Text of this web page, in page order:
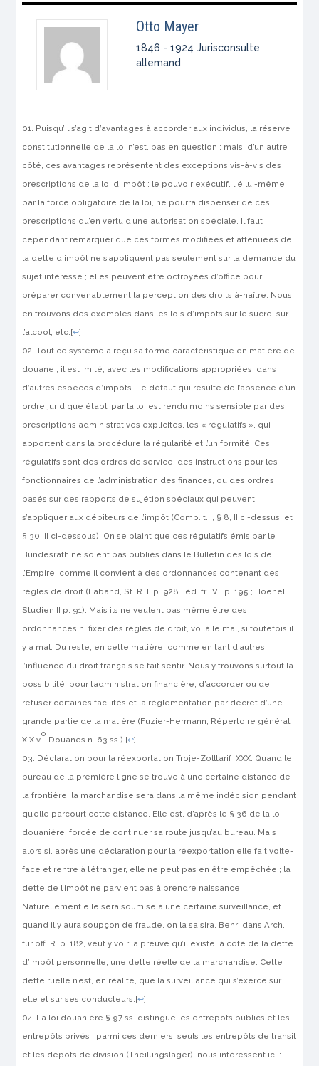
Otto Mayer
1846 - 1924 Jurisconsulte
allemand
Puisqu’il s’agit d’avantages à accorder aux individus, la réserve
constitutionnelle de la loi n’est, pas en question ; mais, d’un autre
côté, ces avantages représentent des exceptions vis-à-vis des
prescriptions de la loi d’impôt ; le pouvoir exécutif, lié lui-même
par la force obligatoire de la loi, ne pourra dispenser de ces
prescriptions qu’en vertu d’une autorisation spéciale. Il faut
cependant remarquer que ces formes modi­fiées et atténuées de
la dette d’impôt ne s’appliquent pas seulement sur la demande du
sujet intéressé ; elles peuvent être octroyées d’office pour
préparer convenablement la perception des droits à-naître. Nous
en trouvons des exemples dans les lois d’impôts sur le sucre, sur
l’alcool, etc.[↩]
Tout ce système a reçu sa forme caractéristique en matière de
douane ; il est imité, avec les modifications appropriées, dans
d’autres espèces d’impôts. Le défaut qui résulte de l’absence d’un
ordre juri­dique établi par la loi est rendu moins sensible par des
prescriptions administratives explicites, les « régulatifs », qui
apportent dans la procédure la régularité et l’uniformité. Ces
régulatifs sont des ordres de service, des instructions pour les
fonctionnaires de l’adminis­tration des finances, ou des ordres
basés sur des rapports de sujétion spéciaux qui peuvent
s’appliquer aux débiteurs de l’impôt (Comp. t. I, § 8, II ci-dessus, et
§ 30, II ci-dessous). On se plaint que ces régulatifs émis par le
Bundesrath ne soient pas publiés dans le Bulletin des lois de
l’Empire, comme il convient à des ordonnances contenant des
règles de droit (Laband, St. R. II p. 928 ; éd. fr., VI, p. 195 ; Hoenel,
Studien II p. 91). Mais ils ne veulent pas même être des
ordonnances ni fixer des règles de droit, voilà le mal, si toutefois il
y a mal. Du reste, en cette matière, comme en tant d’autres,
l’influence du droit français se fait sentir. Nous y trouvons surtout la
possibilité, pour l’administration financière, d’accorder ou de
refuser certaines facilités et la réglementation par décret d’une
grande partie de la matière (Fuzier-Hermann, Répertoire général,
XIX v
o
Douanes n. 63 ss.).[↩]
Déclaration pour la réexportationTroje-ZolltarifXXX. Quand le
bureau de la première ligne se trouve à une certaine distance de
la frontière, la marchandise sera dans la même indécision pendant
qu’elle parcourt cette distance. Elle est, d’après le § 36 de la loi
douanière, forcée de continuer sa route jusqu’au bureau. Mais
alors si, après une déclaration pour la réexportation elle fait volte-
face et rentre à l’étran­ger, elle ne peut pas en être empêchée ; la
dette de l’impôt ne par­vient pas à prendre naissance.
Naturellement elle sera soumise à une certaine surveillance, et
quand il y aura soupçon de fraude, on la saisira. Behr, dans Arch.
für öff. R. p. 182, veut y voir la preuve qu’il existe, à côté de la dette
d’impôt personnelle, une dette réelle de la marchandise. Cette
dette ruelle n’est, en réalité, que la surveillance qui s’exerce sur
elle et sur ses conducteurs.[↩]
La loi douanière § 97 ss. distingue les entrepôts publics et les
entre­pôts privés ; parmi ces derniers, seuls les entrepôts de transit
et les dépôts de division (Theilungslager), nous intéressent ici :